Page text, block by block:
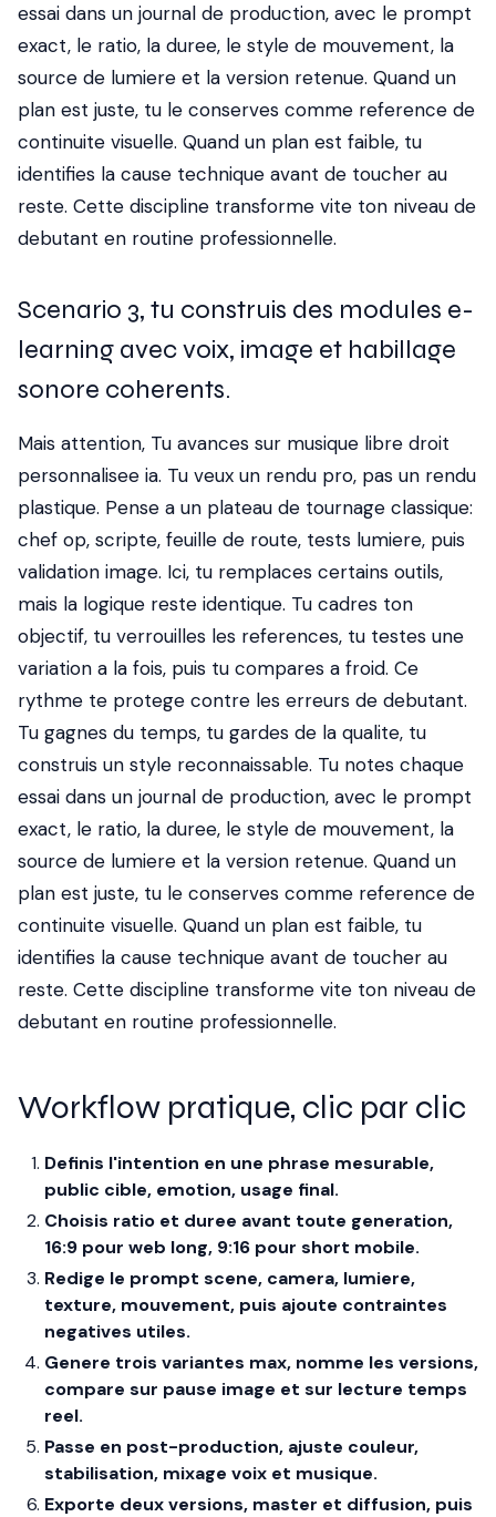
essai dans un journal de production, avec le prompt
exact, le ratio, la duree, le style de mouvement, la
source de lumiere et la version retenue. Quand un
plan est juste, tu le conserves comme reference de
continuite visuelle. Quand un plan est faible, tu
identifies la cause technique avant de toucher au
reste. Cette discipline transforme vite ton niveau de
debutant en routine professionnelle.
Scenario 3, tu construis des modules e-
learning avec voix, image et habillage
sonore coherents.
Mais attention, Tu avances sur musique libre droit
personnalisee ia. Tu veux un rendu pro, pas un rendu
plastique. Pense a un plateau de tournage classique:
chef op, scripte, feuille de route, tests lumiere, puis
validation image. Ici, tu remplaces certains outils,
mais la logique reste identique. Tu cadres ton
objectif, tu verrouilles les references, tu testes une
variation a la fois, puis tu compares a froid. Ce
rythme te protege contre les erreurs de debutant.
Tu gagnes du temps, tu gardes de la qualite, tu
construis un style reconnaissable. Tu notes chaque
essai dans un journal de production, avec le prompt
exact, le ratio, la duree, le style de mouvement, la
source de lumiere et la version retenue. Quand un
plan est juste, tu le conserves comme reference de
continuite visuelle. Quand un plan est faible, tu
identifies la cause technique avant de toucher au
reste. Cette discipline transforme vite ton niveau de
debutant en routine professionnelle.
Workflow pratique, clic par clic
Definis l'intention en une phrase mesurable,
public cible, emotion, usage final.
Choisis ratio et duree avant toute generation,
16:9 pour web long, 9:16 pour short mobile.
Redige le prompt scene, camera, lumiere,
texture, mouvement, puis ajoute contraintes
negatives utiles.
Genere trois variantes max, nomme les versions,
compare sur pause image et sur lecture temps
reel.
Passe en post-production, ajuste couleur,
stabilisation, mixage voix et musique.
Exporte deux versions, master et diffusion, puis